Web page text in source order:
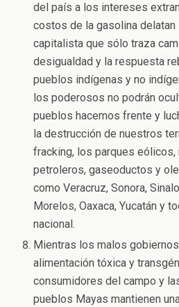
del país a los intereses
costos de la gasolina delatan
capitalista que sólo traza
desigualdad y la respuesta
pueblos indígenas y no
los poderosos no podrán
pueblos hacemos frente y
la destrucción de nuestros
fracking, los parques
petroleros, gaseoductos y
como Veracruz, Sonora,
Morelos, Oaxaca, Yucatán y
nacional.
Mientras los malos
alimentación tóxica y
consumidores del campo y
pueblos Mayas mantienen